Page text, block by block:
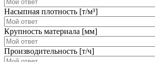
Насыпная плотность [т/м³]
Крупность материала [мм]
Производительность [т/ч]